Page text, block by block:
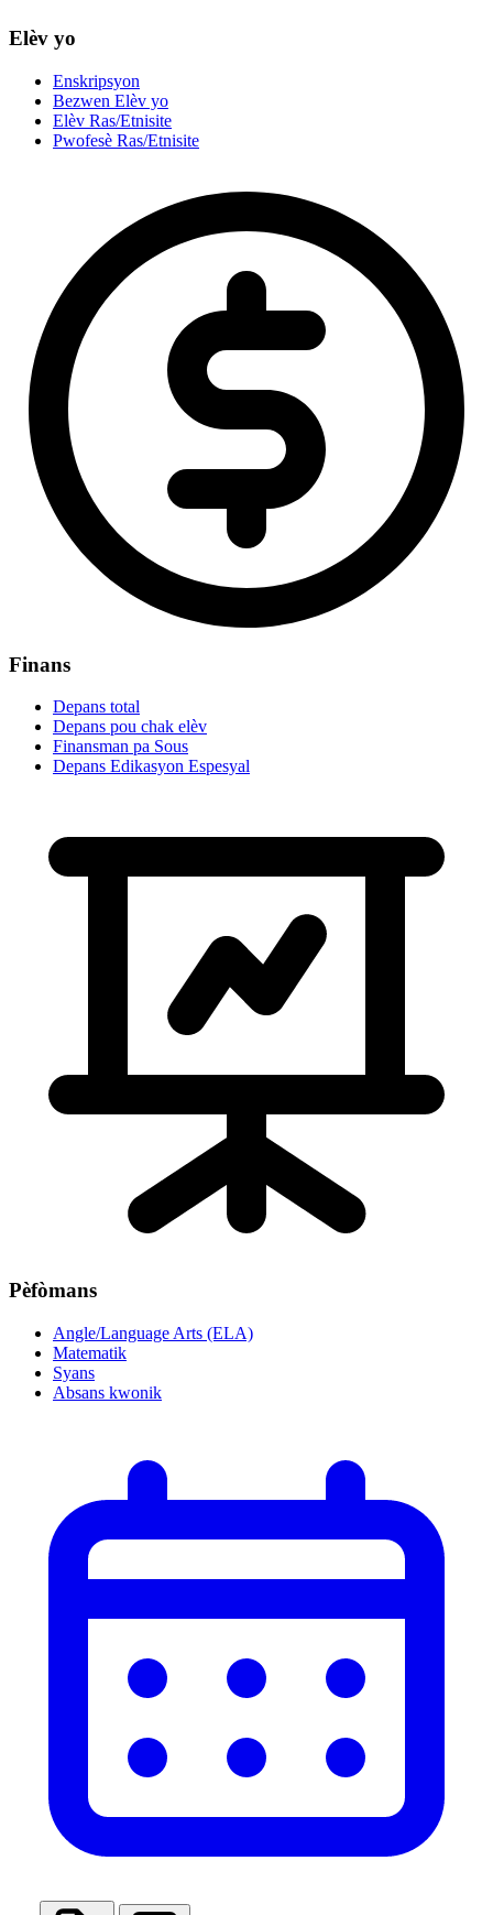
Elèv yo
Enskripsyon
Bezwen Elèv yo
Elèv Ras/Etnisite
Pwofesè Ras/Etnisite
Finans
Depans total
Depans pou chak elèv
Finansman pa Sous
Depans Edikasyon Espesyal
Pèfòmans
Angle/Language Arts (ELA)
Matematik
Syans
Absans kwonik